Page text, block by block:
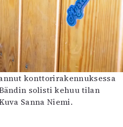
4/2026
2026
1/2026
6/2025
saame
5/2025
Info
konttorirakennuksessa
solisti kehuu tilan
Sanna Niemi.